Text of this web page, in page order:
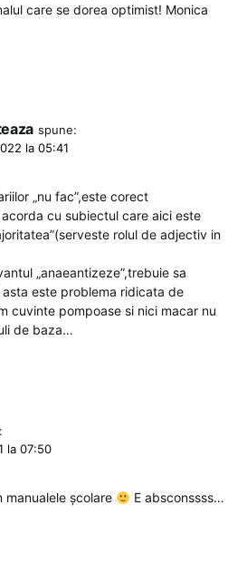
care se dorea optimist! Monica
spune:
la 05:41
„nu fac”,este corect
cu subiectul care aici este
rolul de adjectiv in
„anaeantizeze”,trebuie sa
este problema ridicata de
cuvinte pompoase si nici macar nu
de baza…
la 07:50
manualele școlare
E absconssss…